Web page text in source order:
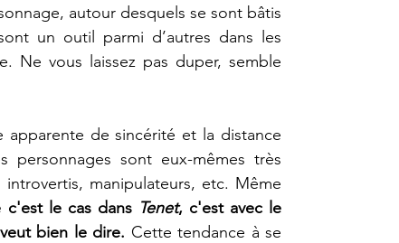
autour desquels se sont bâtis
un outil parmi d’autres dans les
Ne vous laissez pas duper, semble
apparente de sincérité et la distance
sont eux-mêmes très
manipulateurs, etc. Même
c'est le cas dans Tenet, c'est avec le
bien le dire. Cette tendance à se